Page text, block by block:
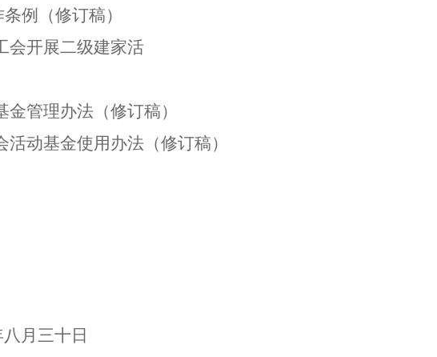
例（修订稿）
会开展二级建家活
管理办法（修订稿）
动基金使用办法（修订稿）
月三十日